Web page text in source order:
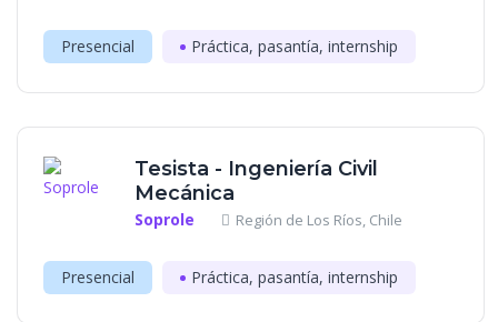
Presencial Práctica, pasantía, internship
Tesista - Ingeniería Civil
Mecánica
Soprole Región de Los Ríos, Chile
Presencial Práctica, pasantía, internship